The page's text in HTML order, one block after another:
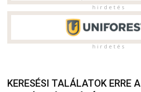
h i r d e t é s
h i r d e t é s
KERESÉSI TALÁLATOK ERRE A